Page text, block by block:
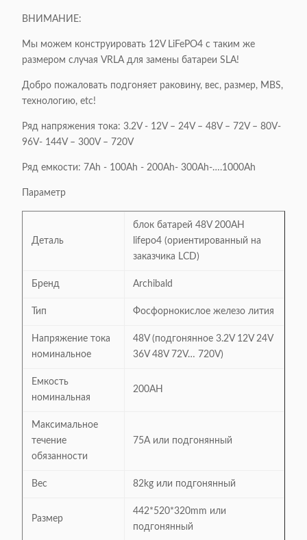
ВНИМАНИЕ:
Мы можем конструировать 12V LiFePO4 с таким же
размером случая VRLA для замены батареи SLA!
Добро пожаловать подгоняет раковину, вес, размер, MBS,
технологию, etc!
Ряд напряжения тока: 3.2V - 12V – 24V – 48V – 72V – 80V-
96V- 144V – 300V – 720V
Ряд емкости: 7Ah - 100Ah - 200Ah- 300Ah-….1000Ah
Параметр
Деталь
блок батарей 48V 200AH
lifepo4 (ориентированный на
заказчика LCD)
Бренд Archibald
Тип Фосфорнокислое железо лития
Напряжение тока
номинальное
48V (подгонянное 3.2V 12V 24V
36V 48V 72V… 720V)
Емкость
номинальная
200AH
Максимальное
течение
обязанности
75A или подгонянный
Вес 82kg или подгонянный
Размер
442*520*320mm или
подгонянный